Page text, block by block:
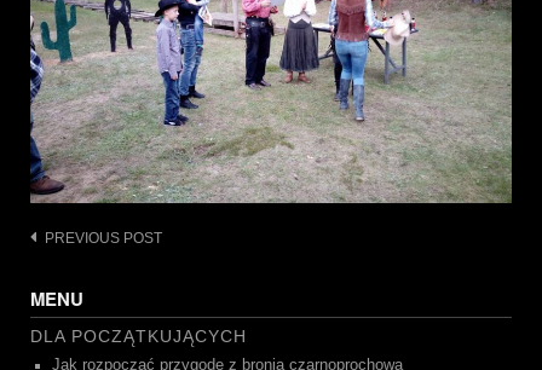
Post
PREVIOUS POST
MENU
DLA POCZĄTKUJĄCYCH
Jak rozpocząć przygodę z bronią czarnoprochową